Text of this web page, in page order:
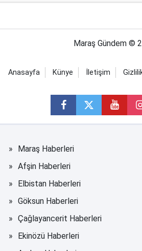
Maraş Gündem ©
Anasayfa Künye İletişim
Maraş Haberleri
Afşin Haberleri
Elbistan Haberleri
Göksun Haberleri
Çağlayancerit Haberleri
Ekinözü Haberleri